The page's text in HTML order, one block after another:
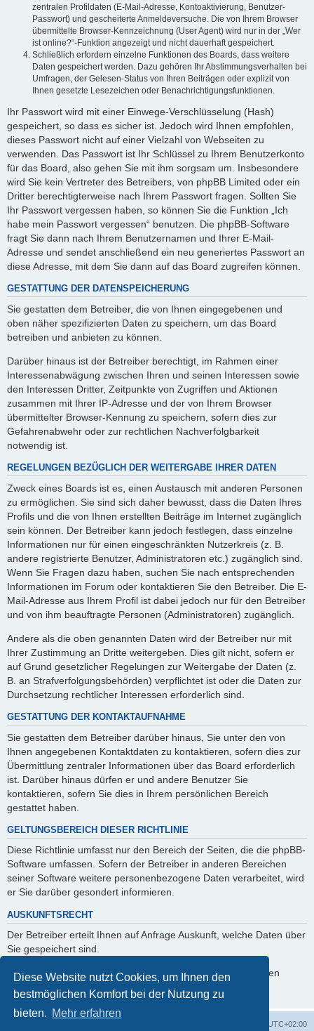
Diese Website nutzt Cookies, um Ihnen den
bestmöglichen Komfort bei der Nutzung zu
bieten. Mehr erfahren
zentralen Profildaten (E-Mail-Adresse, Kontoaktivierung, Benutzer-
Passwort) und gescheiterte Anmeldeversuche. Die von Ihrem Browser
übermittelte Browser-Kennzeichnung (User Agent) wird nur in der „Wer
ist online?“-Funktion angezeigt und nicht dauerhaft gespeichert.
Schließlich erfordern einzelne Funktionen des Boards, dass weitere
Daten gespeichert werden. Dazu gehören Ihr Abstimmungsverhalten bei
Umfragen, der Gelesen-Status von Ihren Beiträgen oder explizit von
Ihnen gesetzte Lesezeichen oder Benachrichtigungsfunktionen.
Ihr Passwort wird mit einer Einwege-Verschlüsselung (Hash)
gespeichert, so dass es sicher ist. Jedoch wird Ihnen empfohlen,
dieses Passwort nicht auf einer Vielzahl von Webseiten zu
verwenden. Das Passwort ist Ihr Schlüssel zu Ihrem Benutzerkonto
für das Board, also gehen Sie mit ihm sorgsam um. Insbesondere
wird Sie kein Vertreter des Betreibers, von phpBB Limited oder ein
Dritter berechtigterweise nach Ihrem Passwort fragen. Sollten Sie
Ihr Passwort vergessen haben, so können Sie die Funktion „Ich
habe mein Passwort vergessen“ benutzen. Die phpBB-Software
fragt Sie dann nach Ihrem Benutzernamen und Ihrer E-Mail-
Adresse und sendet anschließend ein neu generiertes Passwort an
diese Adresse, mit dem Sie dann auf das Board zugreifen können.
GESTATTUNG DER DATENSPEICHERUNG
Sie gestatten dem Betreiber, die von Ihnen eingegebenen und
oben näher spezifizierten Daten zu speichern, um das Board
betreiben und anbieten zu können.
Darüber hinaus ist der Betreiber berechtigt, im Rahmen einer
Interessenabwägung zwischen Ihren und seinen Interessen sowie
den Interessen Dritter, Zeitpunkte von Zugriffen und Aktionen
zusammen mit Ihrer IP-Adresse und der von Ihrem Browser
übermittelter Browser-Kennung zu speichern, sofern dies zur
Gefahrenabwehr oder zur rechtlichen Nachverfolgbarkeit
notwendig ist.
REGELUNGEN BEZÜGLICH DER WEITERGABE IHRER DATEN
Zweck eines Boards ist es, einen Austausch mit anderen Personen
zu ermöglichen. Sie sind sich daher bewusst, dass die Daten Ihres
Profils und die von Ihnen erstellten Beiträge im Internet zugänglich
sein können. Der Betreiber kann jedoch festlegen, dass einzelne
Informationen nur für einen eingeschränkten Nutzerkreis (z. B.
andere registrierte Benutzer, Administratoren etc.) zugänglich sind.
Wenn Sie Fragen dazu haben, suchen Sie nach entsprechenden
Informationen im Forum oder kontaktieren Sie den Betreiber. Die E-
Mail-Adresse aus Ihrem Profil ist dabei jedoch nur für den Betreiber
und von ihm beauftragte Personen (Administratoren) zugänglich.
Andere als die oben genannten Daten wird der Betreiber nur mit
Ihrer Zustimmung an Dritte weitergeben. Dies gilt nicht, sofern er
auf Grund gesetzlicher Regelungen zur Weitergabe der Daten (z.
B. an Strafverfolgungsbehörden) verpflichtet ist oder die Daten zur
Durchsetzung rechtlicher Interessen erforderlich sind.
GESTATTUNG DER KONTAKTAUFNAHME
Sie gestatten dem Betreiber darüber hinaus, Sie unter den von
Ihnen angegebenen Kontaktdaten zu kontaktieren, sofern dies zur
Übermittlung zentraler Informationen über das Board erforderlich
ist. Darüber hinaus dürfen er und andere Benutzer Sie
kontaktieren, sofern Sie dies in Ihrem persönlichen Bereich
gestattet haben.
GELTUNGSBEREICH DIESER RICHTLINIE
Diese Richtlinie umfasst nur den Bereich der Seiten, die die phpBB-
Software umfassen. Sofern der Betreiber in anderen Bereichen
seiner Software weitere personenbezogene Daten verarbeitet, wird
er Sie darüber gesondert informieren.
AUSKUNFTSRECHT
Der Betreiber erteilt Ihnen auf Anfrage Auskunft, welche Daten über
Sie gespeichert sind.
Sie können jederzeit die Löschung bzw. Sperrung Ihrer Daten
verlangen. Kontaktieren Sie hierzu bitte den Betreiber.
UTC+02:00